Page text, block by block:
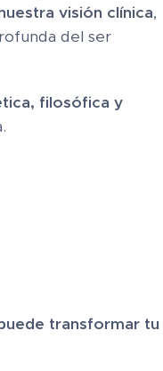
visión clínica,
del ser
filosófica y
transformar tu